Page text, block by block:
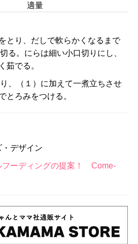
適量
とり、だしで軟らかくなるまで
る。にらは細い小口切りにし、
茹でる。
、（１）に加えて一煮立ちさせ
とろみをつける。
デザイン
ーディングの提案！ Come-